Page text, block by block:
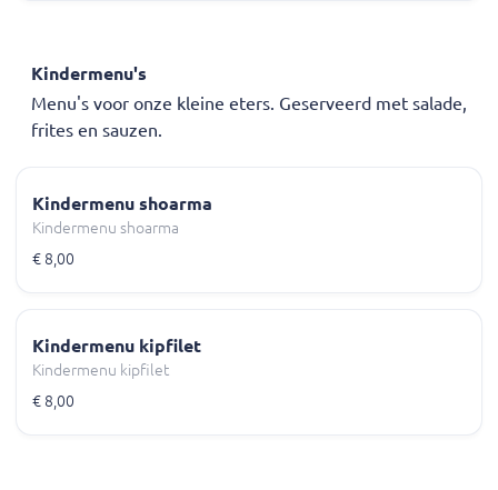
Kindermenu's
Menu's voor onze kleine eters. Geserveerd met salade,
frites en sauzen.
Kindermenu shoarma
Kindermenu shoarma
€ 8,00
Kindermenu kipfilet
Kindermenu kipfilet
€ 8,00